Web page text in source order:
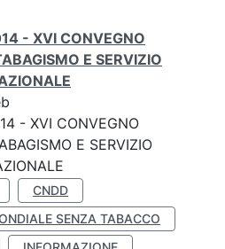
- XVI CONVEGNO
E SERVIZIO
- XVI CONVEGNO
E SERVIZIO
CNDD
SENZA TABACCO